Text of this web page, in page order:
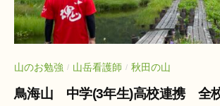
山のお勉強 / 山岳看護師 / 秋田の山
鳥海山 中学(3年生)高校連携 全